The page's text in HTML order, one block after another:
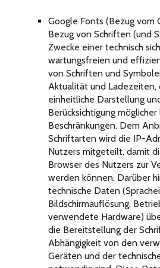
Google Fonts (Bezug vom
Bezug von Schriften (und
Zwecke einer technisch
wartungsfreien und
von Schriften und
Aktualität und Ladezeiten,
einheitliche Darstellung
Berücksichtigung
Beschränkungen. Dem
Schriftarten wird die IP-
Nutzers mitgeteilt, damit
Browser des Nutzers zur
werden können. Darüber
technische Daten
Bildschirmauflösung,
verwendete Hardware)
die Bereitstellung der
Abhängigkeit von den
Geräten und der